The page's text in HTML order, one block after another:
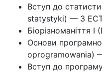
Вступ до
statystyki) — 3
Біорізноманіття
Основи
oprogramowania)
Вступ до